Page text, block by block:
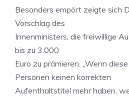
Besonders empört zeigte sich
Vorschlag des
Innenministers, die freiwillige
bis zu 3.000
Euro zu prämieren. „Wenn
Personen keinen korrekten
Aufenthaltstitel mehr haben,